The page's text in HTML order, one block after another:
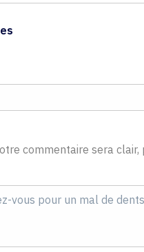
commentaire sera